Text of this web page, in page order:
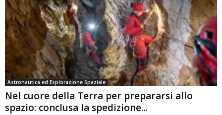
Astronautica ed Esplorazione Spaziale
Nel cuore della Terra per prepararsi allo
spazio: conclusa la spedizione...